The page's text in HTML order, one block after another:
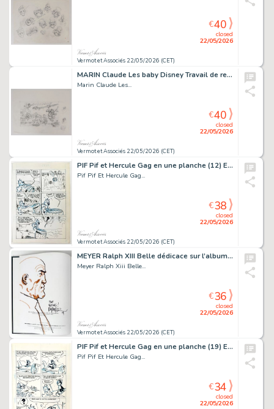
Vermot et Associés 22/05/2026 (CET)
closed
22/05/2026
€40
MARIN Claude Les baby Disney Travail de recherche pour...
Marin Claude Les...
Vermot et Associés 22/05/2026 (CET)
closed
22/05/2026
€40
PIF Pif et Hercule Gag en une planche (12) Encre de...
Pif Pif Et Hercule Gag...
Vermot et Associés 22/05/2026 (CET)
closed
22/05/2026
€38
MEYER Ralph XIII Belle dédicace sur l’album La mangouste...
Meyer Ralph Xiii Belle...
Vermot et Associés 22/05/2026 (CET)
closed
22/05/2026
€36
PIF Pif et Hercule Gag en une planche (19) Encre de...
Pif Pif Et Hercule Gag...
closed
22/05/2026
€34